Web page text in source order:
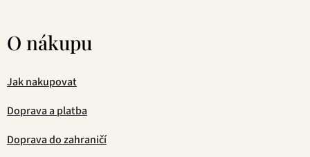
O nákupu
Jak nakupovat
Doprava a platba
Doprava do zahraničí